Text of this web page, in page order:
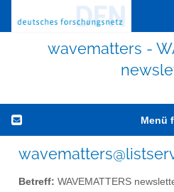
wavematters -
Menü
Betreff: WAVEMATTERS